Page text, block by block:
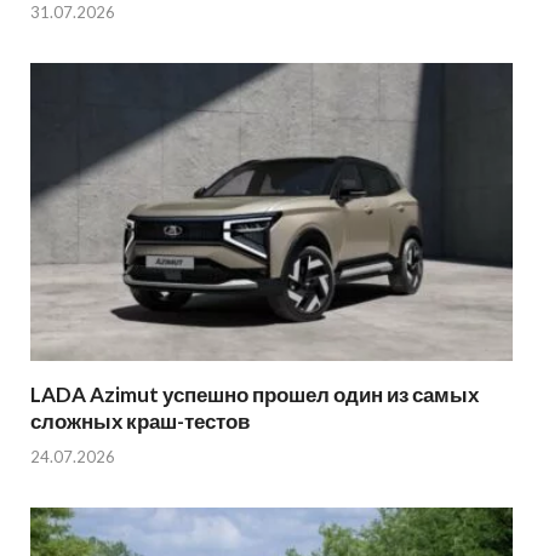
31.07.2026
LADA Azimut успешно прошел один из самых
сложных краш-тестов
24.07.2026